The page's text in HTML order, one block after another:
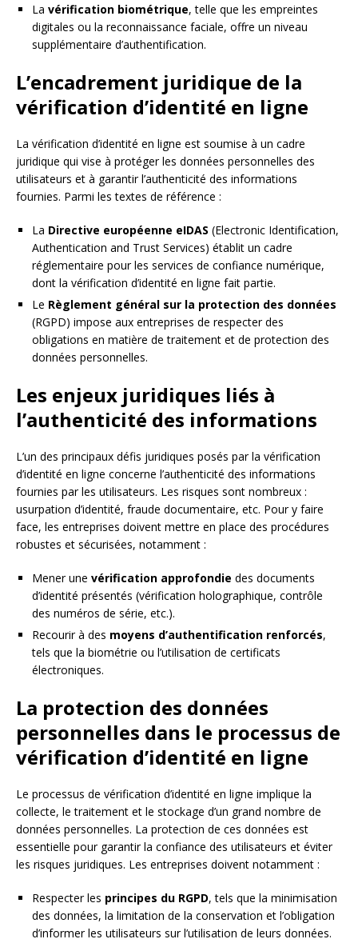
La vérification biométrique, telle que les empreintes
digitales ou la reconnaissance faciale, offre un niveau
supplémentaire d’authentification.
L’encadrement juridique de la
vérification d’identité en ligne
La vérification d’identité en ligne est soumise à un cadre
juridique qui vise à protéger les données personnelles des
utilisateurs et à garantir l’authenticité des informations
fournies. Parmi les textes de référence :
La Directive européenne eIDAS (Electronic Identification,
Authentication and Trust Services) établit un cadre
réglementaire pour les services de confiance numérique,
dont la vérification d’identité en ligne fait partie.
Le Règlement général sur la protection des données
(RGPD) impose aux entreprises de respecter des
obligations en matière de traitement et de protection des
données personnelles.
Les enjeux juridiques liés à
l’authenticité des informations
L’un des principaux défis juridiques posés par la vérification
d’identité en ligne concerne l’authenticité des informations
fournies par les utilisateurs. Les risques sont nombreux :
usurpation d’identité, fraude documentaire, etc. Pour y faire
face, les entreprises doivent mettre en place des procédures
robustes et sécurisées, notamment :
Mener une vérification approfondie des documents
d’identité présentés (vérification holographique, contrôle
des numéros de série, etc.).
Recourir à des moyens d’authentification renforcés,
tels que la biométrie ou l’utilisation de certificats
électroniques.
La protection des données
personnelles dans le processus de
vérification d’identité en ligne
Le processus de vérification d’identité en ligne implique la
collecte, le traitement et le stockage d’un grand nombre de
données personnelles. La protection de ces données est
essentielle pour garantir la confiance des utilisateurs et éviter
les risques juridiques. Les entreprises doivent notamment :
Respecter les principes du RGPD, tels que la minimisation
des données, la limitation de la conservation et l’obligation
d’informer les utilisateurs sur l’utilisation de leurs données.